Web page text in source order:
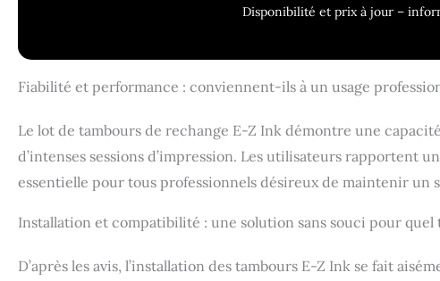
L5915DW/MFC-
Disponibilité et prix à jour –
Fiabilité et performance : conviennent-ils à un usage
Le lot de tambours de rechange E-Z Ink démontre une
d’intenses sessions d’impression. Les utilisateurs rapportent
essentielle pour tous professionnels désireux de maintenir un
Installation et compatibilité : une solution sans souci pour quel
D’après les avis, l’installation des tambours E-Z Ink se fait